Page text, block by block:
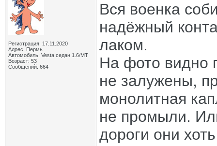
Регистрация: 17.11.2020
Адрес: Пермь
Автомобиль: Vesta седан 1.6/МТ
Возраст: 53
Сообщений: 664
Вся военка
надёжный
лаком.
На фото видно
не залужены,
монолитная
не промыли.
дороги они